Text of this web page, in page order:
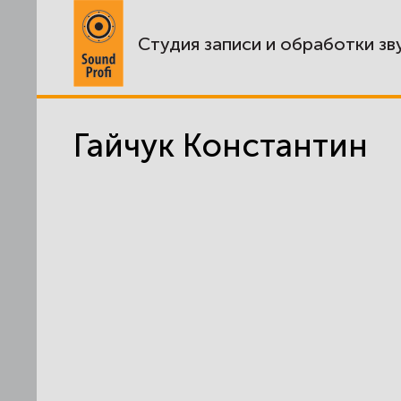
Студия записи и обработки
Гайчук Константин